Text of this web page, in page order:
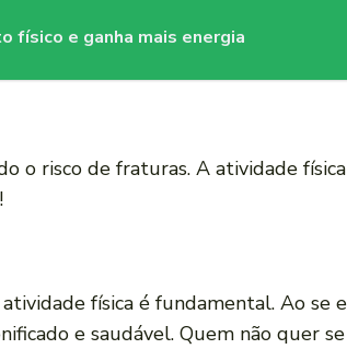
físico e ganha mais energia
o risco de fraturas. A atividade
física é fundamental. Ao se
e saudável. Quem não quer